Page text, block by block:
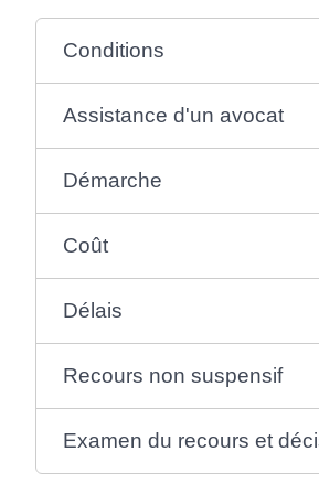
Conditions
Assistance d'un avocat
Démarche
Coût
Délais
Recours non suspensif
Examen du recours et